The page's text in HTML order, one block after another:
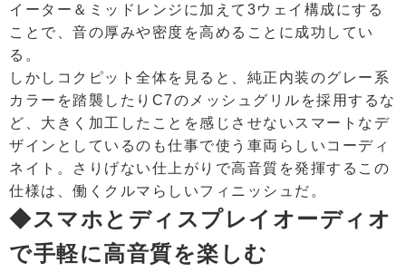
イーター＆ミッドレンジに加えて3ウェイ構成にする
ことで、音の厚みや密度を高めることに成功してい
る。
しかしコクピット全体を見ると、純正内装のグレー系
カラーを踏襲したりC7のメッシュグリルを採用するな
ど、大きく加工したことを感じさせないスマートなデ
ザインとしているのも仕事で使う車両らしいコーディ
ネイト。さりげない仕上がりで高音質を発揮するこの
仕様は、働くクルマらしいフィニッシュだ。
◆スマホとディスプレイオーディオ
で手軽に高音質を楽しむ